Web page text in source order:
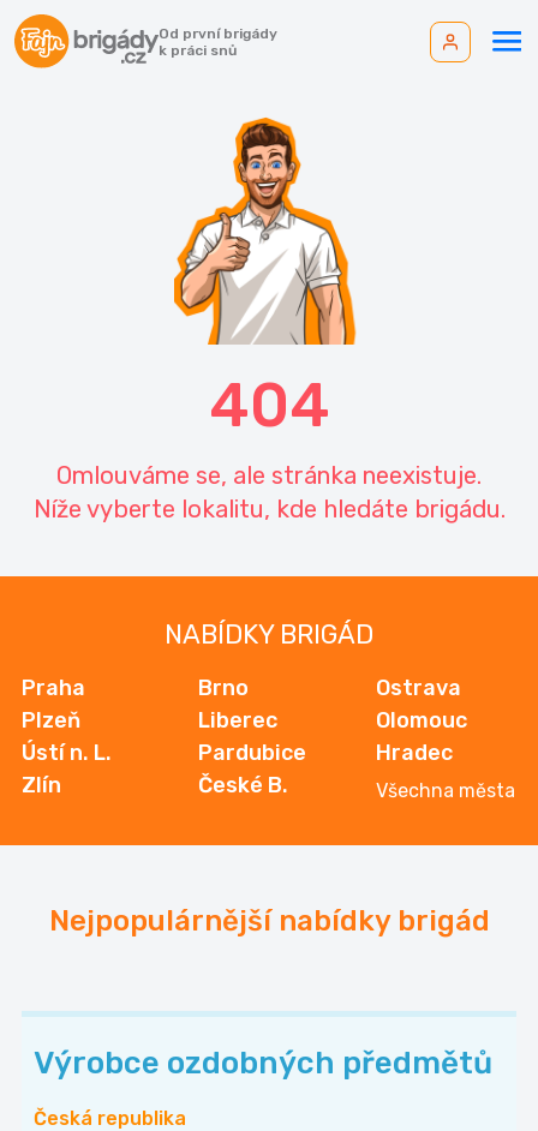
Od první brigády
k práci snů
404
Omlouváme se, ale stránka neexistuje.
Níže vyberte lokalitu, kde hledáte brigádu.
NABÍDKY BRIGÁD
Praha
Plzeň
Ústí n. L.
Zlín
Brno
Liberec
Pardubice
České B.
Ostrava
Olomouc
Hradec
Všechna města
Nejpopulárnější nabídky brigád
Výrobce ozdobných předmětů
Česká republika